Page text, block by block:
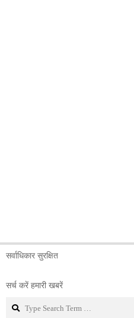
सर्वाधिकार सुरक्षित
सर्च करें हमारी खबरें